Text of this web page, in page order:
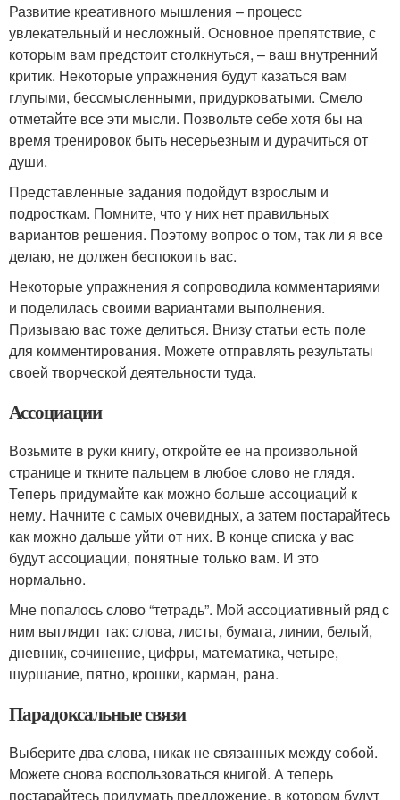
Развитие креативного мышления – процесс
увлекательный и несложный. Основное препятствие, с
которым вам предстоит столкнуться, – ваш внутренний
критик. Некоторые упражнения будут казаться вам
глупыми, бессмысленными, придурковатыми. Смело
отметайте все эти мысли. Позвольте себе хотя бы на
время тренировок быть несерьезным и дурачиться от
души.
Представленные задания подойдут взрослым и
подросткам. Помните, что у них нет правильных
вариантов решения. Поэтому вопрос о том, так ли я все
делаю, не должен беспокоить вас.
Некоторые упражнения я сопроводила комментариями
и поделилась своими вариантами выполнения.
Призываю вас тоже делиться. Внизу статьи есть поле
для комментирования. Можете отправлять результаты
своей творческой деятельности туда.
Ассоциации
Возьмите в руки книгу, откройте ее на произвольной
странице и ткните пальцем в любое слово не глядя.
Теперь придумайте как можно больше ассоциаций к
нему. Начните с самых очевидных, а затем постарайтесь
как можно дальше уйти от них. В конце списка у вас
будут ассоциации, понятные только вам. И это
нормально.
Мне попалось слово “тетрадь”. Мой ассоциативный ряд с
ним выглядит так: слова, листы, бумага, линии, белый,
дневник, сочинение, цифры, математика, четыре,
шуршание, пятно, крошки, карман, рана.
Парадоксальные связи
Выберите два слова, никак не связанных между собой.
Можете снова воспользоваться книгой. А теперь
постарайтесь придумать предложение, в котором будут